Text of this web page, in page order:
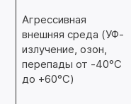
Агрессивная
внешняя среда (УФ-
излучение, озон,
перепады от -40°C
до +60°C)